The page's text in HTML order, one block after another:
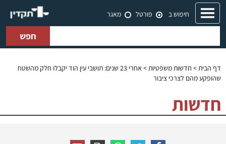
Toggle
navigation
חיפוש ב פורטל מאגר
חפש
דף הבית> חדשות משפטיות
> אחרי 23 שנים: תושבי עין הוד יקבלו חלק מהשטח
שהופקע מהם לצרכי ציבור
חדשות